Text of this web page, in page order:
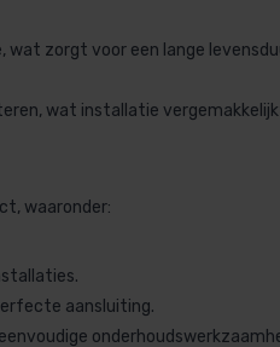
zorgt voor een lange
wat installatie
waaronder:
aansluiting.